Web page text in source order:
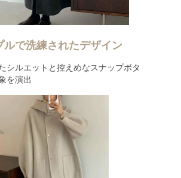
ルで洗練されたデザイン
シルエットと控えめなスナップボタ
を演出